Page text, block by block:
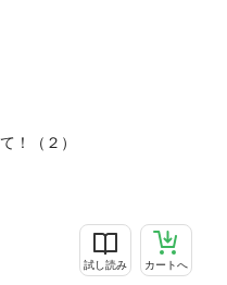
！（２）
試し読み カートへ